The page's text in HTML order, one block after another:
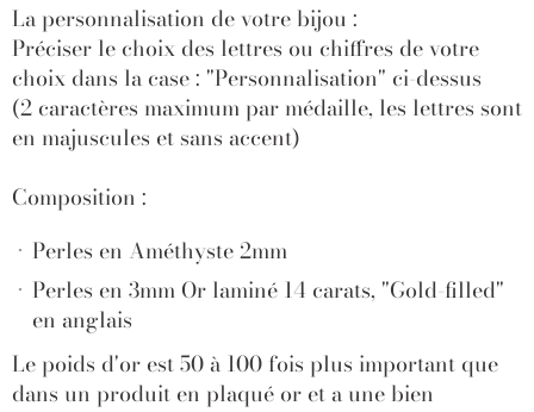
La personnalisation de votre bijou :
Préciser le choix des lettres ou chiffres de votre
choix dans la case : "Personnalisation" ci-dessus
(2 caractères maximum par médaille, les lettres sont
en majuscules et sans accent)
Composition :
Perles en Améthyste 2mm
Perles en 3mm Or laminé 14 carats, "Gold-filled"
en anglais
Le poids d'or est 50 à 100 fois plus important que
dans un produit en plaqué or et a une bien